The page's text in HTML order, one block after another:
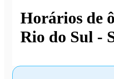
Horários de
Rio do Sul -